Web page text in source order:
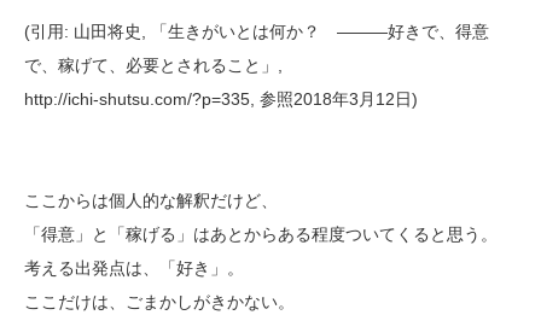
(引用: 山田将史, 「生きがいとは何か？ ―――好きで、得意
で、稼げて、必要とされること」,
http://ichi-shutsu.com/?p=335, 参照2018年3月12日)
ここからは個人的な解釈だけど、
「得意」と「稼げる」はあとからある程度ついてくると思う。
考える出発点は、「好き」。
ここだけは、ごまかしがきかない。